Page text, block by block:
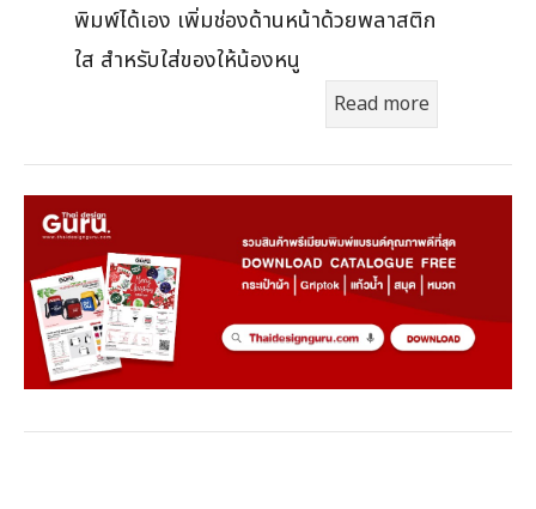
พิมพ์ได้เอง เพิ่มช่องด้านหน้าด้วยพลาสติก
ใส สำหรับใส่ของให้น้องหนู
Read more